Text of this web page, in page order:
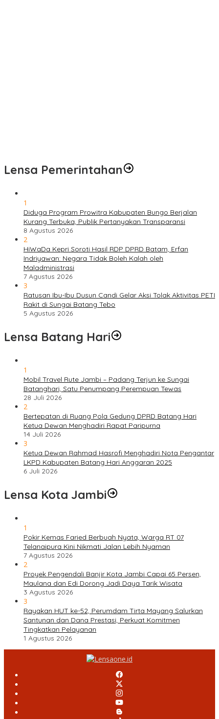
Lensa Pemerintahan
1
Diduga Program Prowitra Kabupaten Bungo Berjalan
Kurang Terbuka, Publik Pertanyakan Transparansi
8 Agustus 2026
2
HiWaDa Kepri Soroti Hasil RDP DPRD Batam, Erfan
Indriyawan: Negara Tidak Boleh Kalah oleh
Maladministrasi
7 Agustus 2026
3
Ratusan Ibu-Ibu Dusun Candi Gelar Aksi Tolak Aktivitas PETI
Rakit di Sungai Batang Tebo
5 Agustus 2026
Lensa Batang Hari
1
Mobil Travel Rute Jambi – Padang Terjun ke Sungai
Batanghari, Satu Penumpang Perempuan Tewas
28 Juli 2026
2
Bertepatan di Ruang Pola Gedung DPRD Batang Hari
Ketua Dewan Menghadiri Rapat Paripurna
14 Juli 2026
3
Ketua Dewan Rahmad Hasrofi Menghadiri Nota Pengantar
LKPD Kabupaten Batang Hari Anggaran 2025
6 Juli 2026
Lensa Kota Jambi
1
Pokir Kemas Faried Berbuah Nyata, Warga RT 07
Telanaipura Kini Nikmati Jalan Lebih Nyaman
7 Agustus 2026
2
Proyek Pengendali Banjir Kota Jambi Capai 65 Persen,
Maulana dan Edi Dorong Jadi Daya Tarik Wisata
3 Agustus 2026
3
Rayakan HUT ke-52, Perumdam Tirta Mayang Salurkan
Santunan dan Dana Prestasi, Perkuat Komitmen
Tingkatkan Pelayanan
1 Agustus 2026